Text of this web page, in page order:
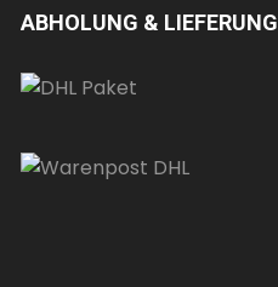
ABHOLUNG & LIEFERUNG